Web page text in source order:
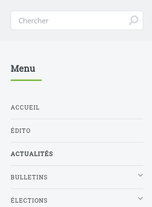
Menu
ACCUEIL
ÉDITO
ACTUALITÉS
BULLETINS
ÉLECTIONS